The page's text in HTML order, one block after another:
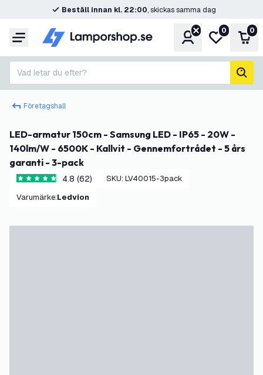
Beställ innan kl. 22:00, skickas samma dag
Meny KontoMin0 0
Vad letar du efter?
sök
Företagshall
LED-armatur 150cm - Samsung LED - IP65 - 20W -
140lm/W - 6500K - Kallvit - Gennemfortrådet - 5 års
garanti - 3-pack
4.8 stjärnbetyg4.8 (62) SKU: LV40015-3pack
Varumärke: Ledvion